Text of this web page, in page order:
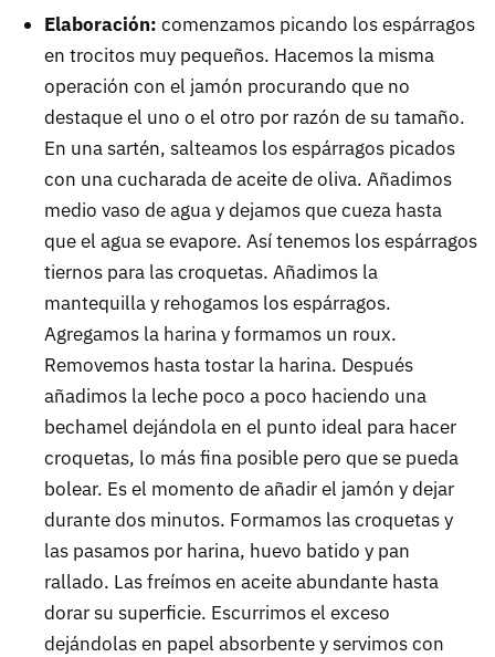
Elaboración: comenzamos picando los espárragos
en trocitos muy pequeños. Hacemos la misma
operación con el jamón procurando que no
destaque el uno o el otro por razón de su tamaño.
En una sartén, salteamos los espárragos picados
con una cucharada de aceite de oliva. Añadimos
medio vaso de agua y dejamos que cueza hasta
que el agua se evapore. Así tenemos los espárragos
tiernos para las croquetas. Añadimos la
mantequilla y rehogamos los espárragos.
Agregamos la harina y formamos un roux.
Removemos hasta tostar la harina. Después
añadimos la leche poco a poco haciendo una
bechamel dejándola en el punto ideal para hacer
croquetas, lo más fina posible pero que se pueda
bolear. Es el momento de añadir el jamón y dejar
durante dos minutos. Formamos las croquetas y
las pasamos por harina, huevo batido y pan
rallado. Las freímos en aceite abundante hasta
dorar su superficie. Escurrimos el exceso
dejándolas en papel absorbente y servimos con